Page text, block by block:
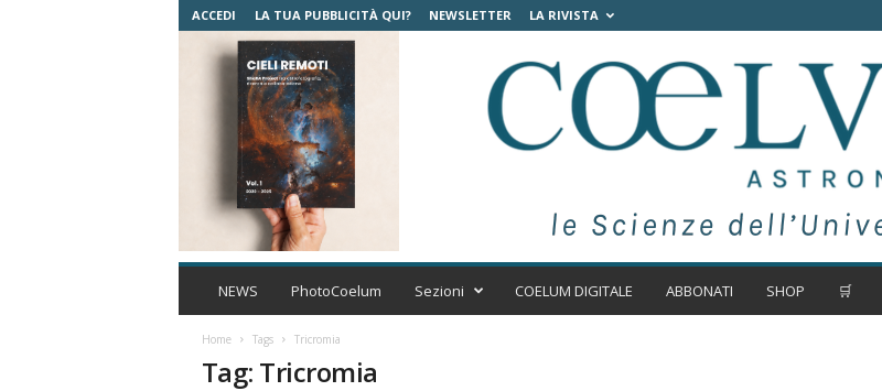
ACCEDI LA TUA PUBBLICITÀ QUI? NEWSLETTER LA RIVISTA
C
NEWS PhotoCoelum Sezioni COELUM DIGITALE ABBONATI SHOP 🛒
Home Tags Tricromia
Tag: Tricromia